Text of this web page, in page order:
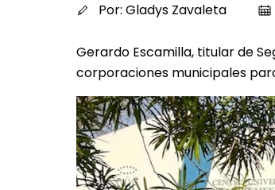
Por: Gladys Zavaleta
Gerardo Escamilla, titular de
corporaciones municipales